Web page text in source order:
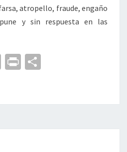
atropello, fraude, engaño
y sin respuesta en las
E
l
Pr
p
ar